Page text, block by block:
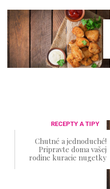
RECEPTY A TIPY
Chutné a jednoduché!
Pripravte doma vašej
rodine kuracie nugetky